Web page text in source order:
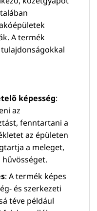
A termék
képesség:
az
fenntartani a
az épületen
a meleget,
: A termék képes
és szerkezeti
téve például